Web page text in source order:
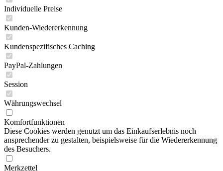
Individuelle Preise
Kunden-Wiedererkennung
Kundenspezifisches Caching
PayPal-Zahlungen
Session
Währungswechsel
Komfortfunktionen
Diese Cookies werden genutzt um das Einkaufserlebnis noch
ansprechender zu gestalten, beispielsweise für die Wiedererkennung
des Besuchers.
Merkzettel